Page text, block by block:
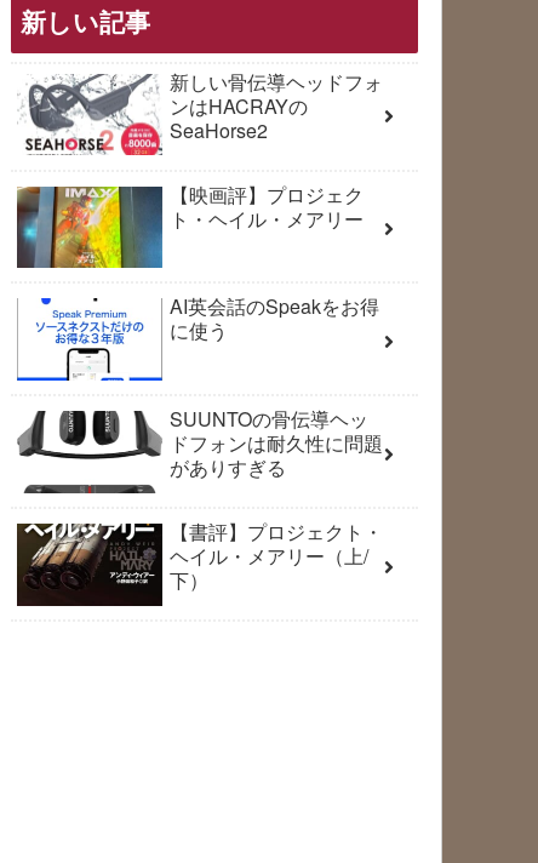
新しい記事
新しい骨伝導ヘッドフォ
ンはHACRAYの
SeaHorse2
【映画評】プロジェク
ト・ヘイル・メアリー
AI英会話のSpeakをお得
に使う
SUUNTOの骨伝導ヘッ
ドフォンは耐久性に問題
がありすぎる
【書評】プロジェクト・
ヘイル・メアリー（上/
下）